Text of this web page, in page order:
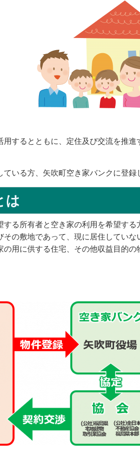
するとともに、定住及び交流を推進
いる方、矢吹町空き家バンクに登録
は
る所有者と空き家の利用を希望する
の敷地であって、現に居住していな
用に供する住宅、その他収益目的の